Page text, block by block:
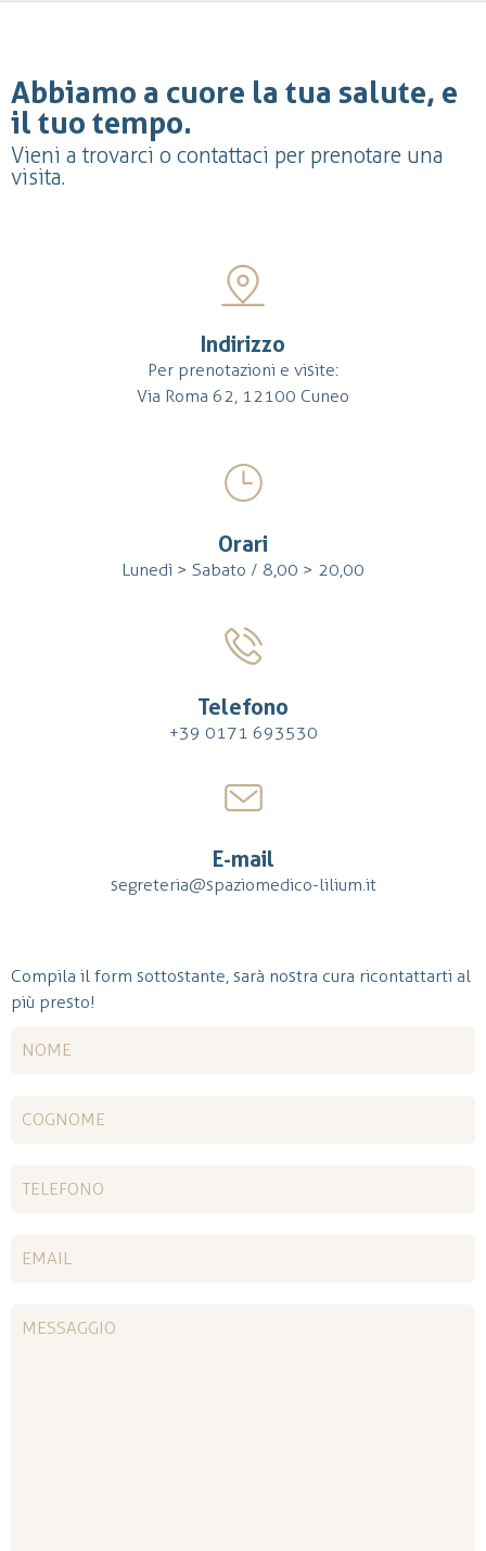
Abbiamo a cuore la tua salute, e
il tuo tempo.
Vieni a trovarci o contattaci per prenotare una
visita.
Indirizzo
Per prenotazioni e visite:
Via Roma 62, 12100 Cuneo
Orari
Lunedì > Sabato / 8,00 > 20,00
Telefono
+39 0171 693530
E-mail
segreteria@spaziomedico-lilium.it
Compila il form sottostante, sarà nostra cura ricontattarti al
più presto!